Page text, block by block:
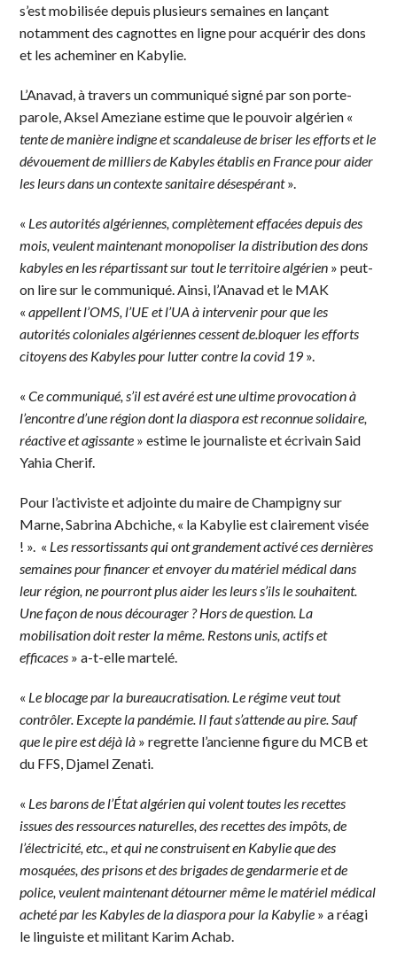
s’est mobilisée depuis plusieurs semaines en lançant
notamment des cagnottes en ligne pour acquérir des dons
et les acheminer en Kabylie.
L’Anavad, à travers un communiqué signé par son porte-
parole, Aksel Ameziane estime que le pouvoir algérien «
tente de manière indigne et scandaleuse de briser les efforts et le
dévouement de milliers de Kabyles établis en France pour aider
les leurs dans un contexte sanitaire désespérant».
« Les autorités algériennes, complètement effacées depuis des
mois, veulent maintenant monopoliser la distribution des dons
kabyles en les répartissant sur tout le territoire algérien » peut-
on lire sur le communiqué. Ainsi, l’Anavad et le MAK
«appellent l’OMS, l’UE et l’UA à intervenir pour que les
autorités coloniales algériennes cessent de.bloquer les efforts
citoyens des Kabyles pour lutter contre la covid 19 ».
«Ce communiqué, s’il est avéré est une ultime provocation à
l’encontre d’une région dont la diaspora est reconnue solidaire,
réactive et agissante » estime le journaliste et écrivain Said
Yahia Cherif.
Pour l’activiste et adjointe du maire de Champigny sur
Marne, Sabrina Abchiche, « la Kabylie est clairement visée
! ». « Les ressortissants qui ont grandement activé ces dernières
semaines pour financer et envoyer du matériel médical dans
leur région, ne pourront plus aider les leurs s’ils le souhaitent.
Une façon de nous décourager ? Hors de question. La
mobilisation doit rester la même. Restons unis, actifs et
efficaces » a-t-elle martelé.
« Le blocage par la bureaucratisation. Le régime veut tout
contrôler. Excepte la pandémie. Il faut s’attende au pire. Sauf
que le pire est déjà là » regrette l’ancienne figure du MCB et
du FFS, Djamel Zenati.
« Les barons de l’État algérien qui volent toutes les recettes
issues des ressources naturelles, des recettes des impôts, de
l’électricité, etc., et qui ne construisent en Kabylie que des
mosquées, des prisons et des brigades de gendarmerie et de
police, veulent maintenant détourner même le matériel médical
acheté par les Kabyles de la diaspora pour la Kabylie » a réagi
le linguiste et militant Karim Achab.